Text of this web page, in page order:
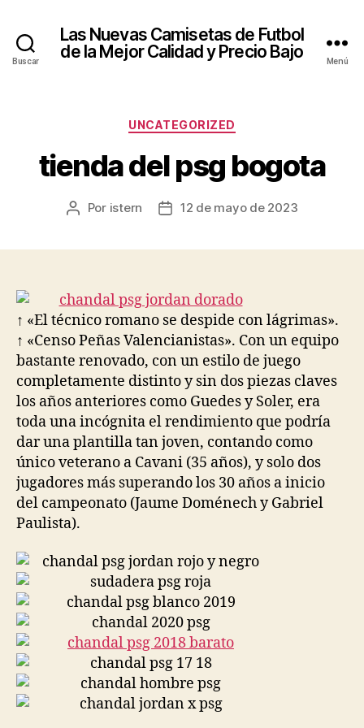
Buscar
Las Nuevas Camisetas de Futbol
de la Mejor Calidad y Precio Bajo
Menú
Categorías
UNCATEGORIZED
tienda del psg bogota
Autor
Por istern
Fecha12 de mayo de 2023
↑ «El técnico romano se despide con lágrimas».
↑ «Censo Peñas Valencianistas». Con un equipo
bastante renovado, con un estilo de juego
completamente distinto y sin dos piezas claves
los años anteriores como Guedes y Soler, era
toda una incógnita el rendimiento que podría
dar una plantilla tan joven, contando como
único veterano a Cavani (35 años), y solo dos
jugadores más superando los 30 años a inicio
del campeonato (Jaume Doménech y Gabriel
Paulista).